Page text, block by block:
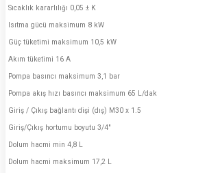
Sıcaklık kararlılığı 0,05 ± K
Isıtma gücü maksimum 8 kW
Güç tüketimi maksimum 10,5 kW
Akım tüketimi 16 A
Pompa basıncı maksimum 3,1 bar
Pompa akış hızı basıncı maksimum 65 L/dak
Giriş / Çıkış bağlantı dişi (dış) M30 x 1.5
Giriş/Çıkış hortumu boyutu 3/4"
Dolum hacmi min 4,8 L
Dolum hacmi maksimum 17,2 L